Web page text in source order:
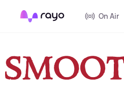
On Air